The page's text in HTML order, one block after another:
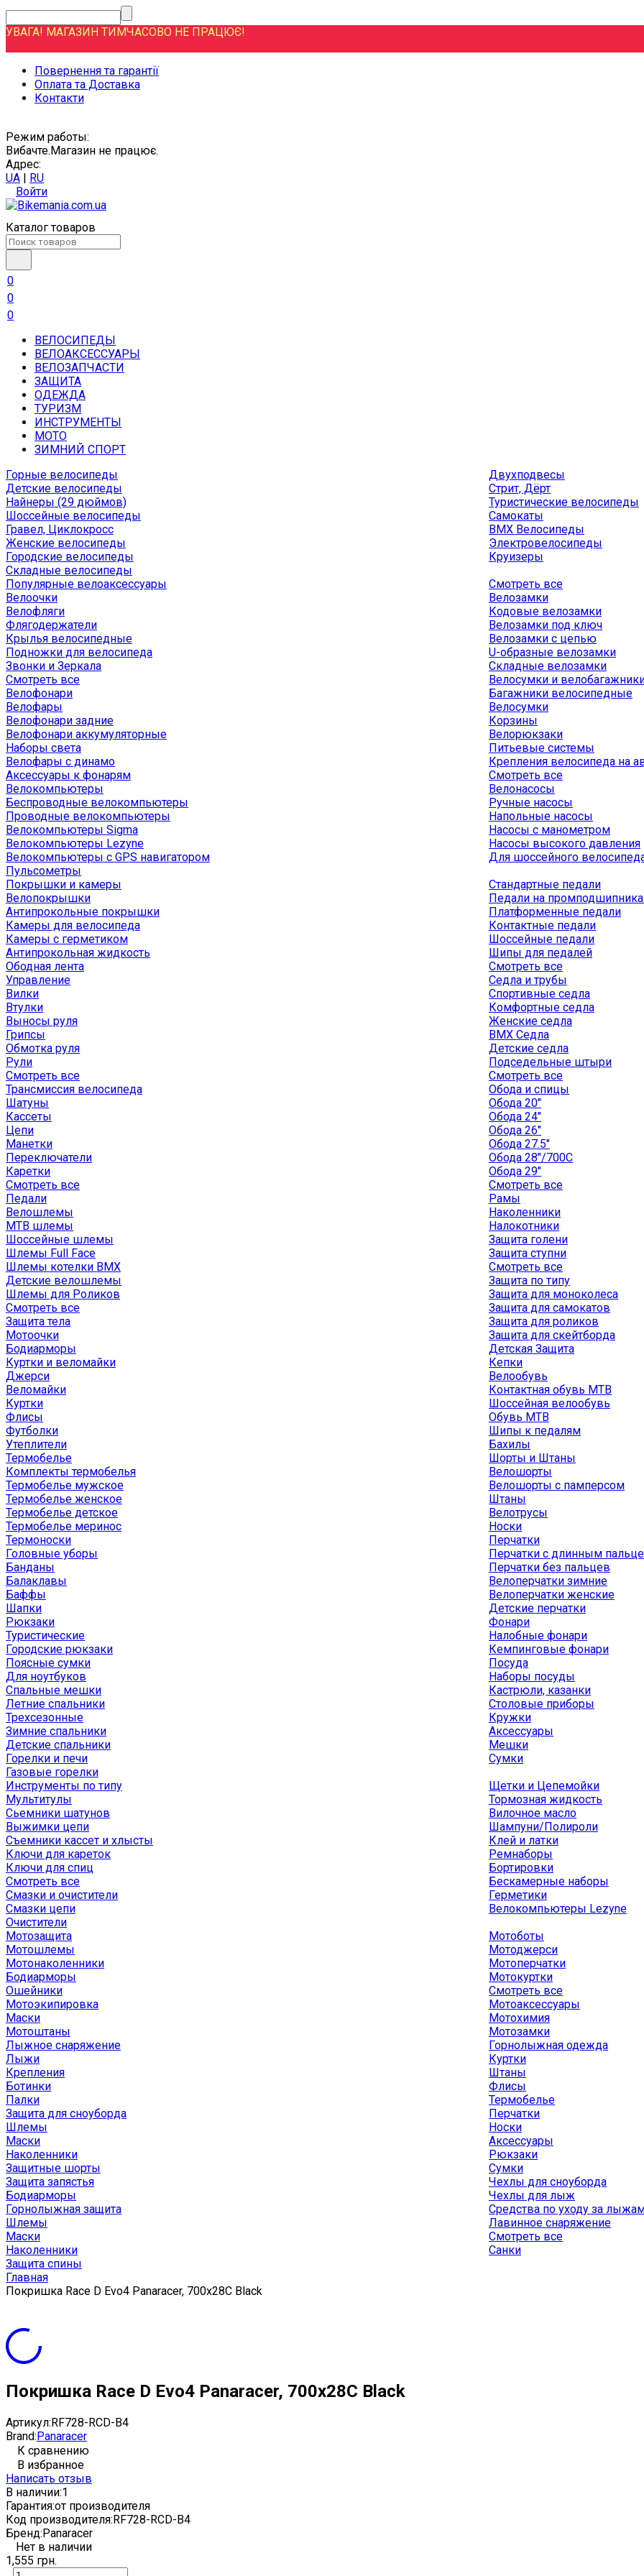
УВАГА! МАГАЗИН ТИМЧАСОВО НЕ ПРАЦЮЄ!
Повернення та гарантії
Оплата та Доставка
Контакти
Режим работы:
Вибачте.Магазин не працює.
Адрес:
UA | RU
Войти
Каталог товаров
0
0
0
ВЕЛОСИПЕДЫ
ВЕЛОАКСЕССУАРЫ
ВЕЛОЗАПЧАСТИ
ЗАЩИТА
ОДЕЖДА
ТУРИЗМ
ИНСТРУМЕНТЫ
МОТО
ЗИМНИЙ СПОРТ
Горные велосипеды
Детские велосипеды
Найнеры (29 дюймов)
Шоссейные велосипеды
Гравел, Циклокросс
Женские велосипеды
Городcкие велосипеды
Складные велосипеды
Двухподвесы
Стрит, Дёрт
Туристические велосипеды
Самокаты
BMX Велосипеды
Электровелосипеды
Круизеры
Популярные велоаксессуары
Велоочки
Велофляги
Флягодержатели
Крылья велосипедные
Подножки для велосипеда
Звонки и Зеркала
Смотреть все
Велофонари
Велофары
Велофонари задние
Велофонари аккумуляторные
Наборы света
Велофары с динамо
Аксессуары к фонарям
Велокомпьютеры
Беспроводные велокомпьютеры
Проводные велокомпьютеры
Велокомпьютеры Sigma
Велокомпьютеры Lezyne
Велокомпьютеры с GPS навигатором
Пульсометры
Смотреть все
Велозамки
Кодовые велозамки
Велозамки под ключ
Велозамки с цепью
U-образные велозамки
Складные велозамки
Велосумки и
Багажники велосипедные
Велосумки
Корзины
Велорюкзаки
Питьевые системы
Крепления велосипеда на
Смотреть все
Велонасосы
Ручные насосы
Напольные насосы
Насосы с манометром
Насосы высокого давления
Для шоссейного
Покрышки и камеры
Велопокрышки
Антипрокольные покрышки
Камеры для велосипеда
Камеры с герметиком
Антипрокольная жидкость
Ободная лента
Управление
Вилки
Втулки
Выносы руля
Грипсы
Обмотка руля
Рули
Смотреть все
Трансмиссия велосипеда
Шатуны
Кассеты
Цепи
Манетки
Переключатели
Каретки
Смотреть все
Педали
Стандартные педали
Педали на
Платформенные педали
Контактные педали
Шоссейные педали
Шипы для педалей
Смотреть все
Седла и трубы
Спортивные седла
Комфортные седла
Женские седла
BMX Седла
Детские седла
Подседельные штыри
Смотреть все
Обода и спицы
Обода 20"
Обода 24"
Обода 26"
Обода 27.5"
Обода 28"/700C
Обода 29"
Смотреть все
Рамы
Велошлемы
MTB шлемы
Шоссейные шлемы
Шлемы Full Face
Шлемы котелки BMX
Детские велошлемы
Шлемы для Роликов
Смотреть все
Защита тела
Мотоочки
Бодиарморы
Наколенники
Налокотники
Защита голени
Защита ступни
Смотреть все
Защита по типу
Защита для моноколеса
Защита для самокатов
Защита для роликов
Защита для скейтборда
Детская Защита
Куртки и веломайки
Джерси
Веломайки
Куртки
Флисы
Футболки
Утеплители
Термобелье
Комплекты термобелья
Термобелье мужское
Термобелье женское
Термобелье детское
Термобелье меринос
Термоноски
Головные уборы
Банданы
Балаклавы
Баффы
Шапки
Кепки
Велообувь
Контактная обувь MTB
Шоссейная велообувь
Обувь MTB
Шипы к педалям
Бахилы
Шорты и Штаны
Велошорты
Велошорты с памперсом
Штаны
Велотрусы
Носки
Перчатки
Перчатки с длинным
Перчатки без пальцев
Велоперчатки зимние
Велоперчатки женские
Детские перчатки
Рюкзаки
Туристические
Городские рюкзаки
Поясные сумки
Для ноутбуков
Спальные мешки
Летние спальники
Трехсезонные
Зимние спальники
Детские спальники
Горелки и печи
Газовые горелки
Фонари
Налобные фонари
Кемпинговые фонари
Посуда
Наборы посуды
Кастрюли, казанки
Столовые приборы
Кружки
Аксессуары
Мешки
Сумки
Инструменты по типу
Мультитулы
Сьемники шатунов
Выжимки цепи
Съемники кассет и хлысты
Ключи для кареток
Ключи для спиц
Смотреть все
Смазки и очистители
Смазки цепи
Очистители
Щетки и Цепемойки
Тормозная жидкость
Вилочное масло
Шампуни/Полироли
Клей и латки
Ремнаборы
Бортировки
Бескамерные наборы
Герметики
Велокомпьютеры Lezyne
Мотозащита
Мотошлемы
Мотонаколенники
Бодиарморы
Ошейники
Мотоэкипировка
Маски
Мотоштаны
Мотоботы
Мотоджерси
Мотоперчатки
Мотокуртки
Смотреть все
Мотоаксессуары
Мотохимия
Мотозамки
Лыжное снаряжение
Лыжи
Крепления
Ботинки
Палки
Защита для сноуборда
Шлемы
Маски
Наколенники
Защитные шорты
Защита запястья
Бодиарморы
Горнолыжная защита
Шлемы
Маски
Наколенники
Защита спины
Горнолыжная одежда
Куртки
Штаны
Флисы
Термобелье
Перчатки
Носки
Аксессуары
Рюкзаки
Сумки
Чехлы для сноуборда
Чехлы для лыж
Средства по уходу за
Лавинное снаряжение
Смотреть все
Санки
Главная
Покришка Race D Evo4 Panaracer, 700x28C Black
Покришка Race D Evo4 Panaracer, 700x28C Black
Артикул:RF728-RCD-B4
Brand:Panaracer
К сравнению
В избранное
Написать отзыв
В наличии:1
Гарантия:от производителя
Код производителя:RF728-RCD-B4
Бренд:Panaracer
Нет в наличии
1,555 грн.